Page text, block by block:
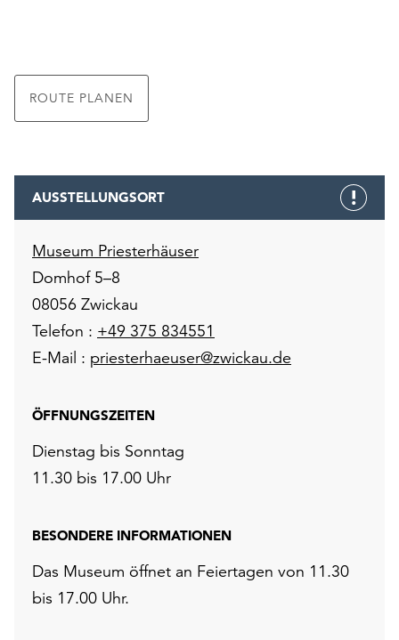
ROUTE PLANEN
AUSSTELLUNGSORT
Museum Priesterhäuser
Domhof 5–8
08056 Zwickau
Telefon : +49 375 834551
E-Mail : priesterhaeuser@zwickau.de
ÖFFNUNGSZEITEN
Dienstag bis Sonntag
11.30 bis 17.00 Uhr
BESONDERE INFORMATIONEN
Das Museum öffnet an Feiertagen von 11.30
bis 17.00 Uhr.